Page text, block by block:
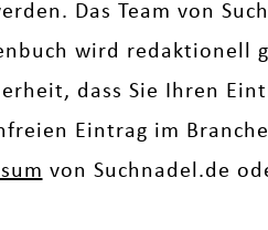
Das Team von
wird
dass Sie Ihren
Eintrag im
von Suchnadel.de